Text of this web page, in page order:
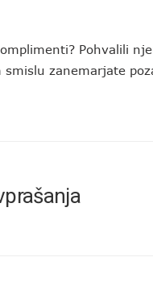
Pohvalili
zanemarjate